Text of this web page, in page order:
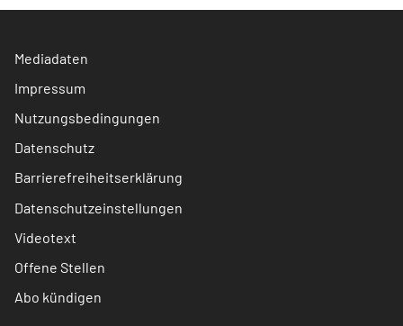
Mediadaten
Impressum
Nutzungsbedingungen
Datenschutz
Barrierefreiheitserklärung
Datenschutzeinstellungen
Videotext
Offene Stellen
Abo kündigen